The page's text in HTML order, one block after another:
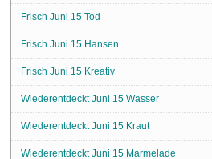
Frisch Juni 15 Tod
Frisch Juni 15 Hansen
Frisch Juni 15 Kreativ
Wiederentdeckt Juni 15 Wasser
Wiederentdeckt Juni 15 Kraut
Wiederentdeckt Juni 15 Marmelade